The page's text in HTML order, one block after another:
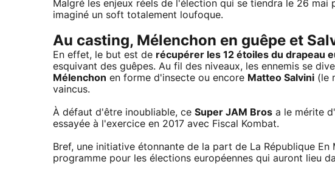
Malgré les enjeux réels de l'élection qui se tiendra le 26 mai
imaginé un soft totalement loufoque.
Au casting, Mélenchon en guêpe et
En effet, le but est de récupérer les 12 étoiles du drapeau
esquivant des guêpes. Au fil des niveaux, les ennemis se
Mélenchon en forme d'insecte ou encore Matteo Salvini (le
vaincus.
À défaut d'être inoubliable, ce Super JAM Bros a le mérite
essayée à l'exercice en 2017 avec Fiscal Kombat.
Bref, une initiative étonnante de la part de La République
programme pour les élections européennes qui auront lieu